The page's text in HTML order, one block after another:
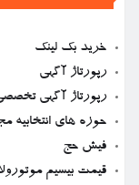
خرید بک لینک
رپورتاژ آگهی
رپورتاژ آگهی
حوزه های انتخابیه
فیش حج
قیمت بیسیم